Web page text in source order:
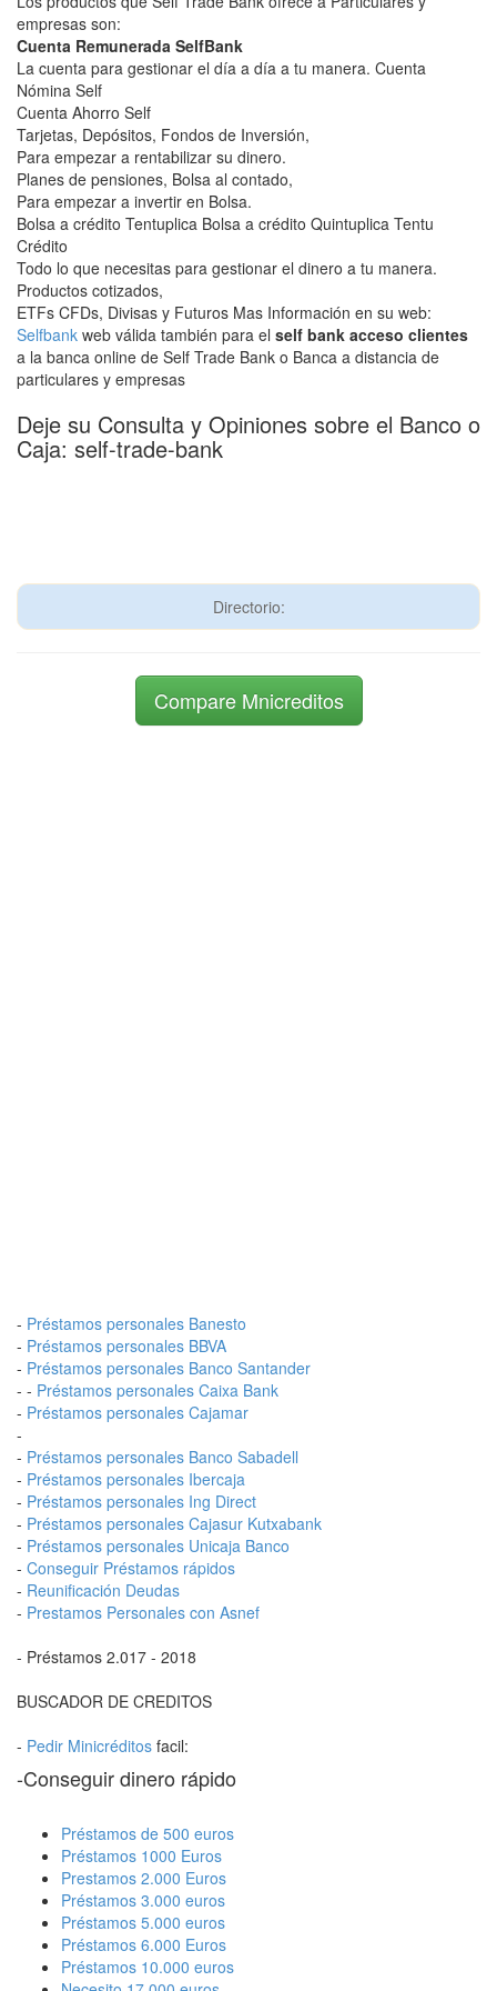
empresas son:
Cuenta Remunerada SelfBank
La cuenta para gestionar el día a día a tu manera. Cuenta
Nómina Self
Cuenta Ahorro Self
Tarjetas, Depósitos, Fondos de Inversión,
Para empezar a rentabilizar su dinero.
Planes de pensiones, Bolsa al contado,
Para empezar a invertir en Bolsa.
Bolsa a crédito Tentuplica Bolsa a crédito Quintuplica Tentu
Crédito
Todo lo que necesitas para gestionar el dinero a tu manera.
Productos cotizados,
ETFs CFDs, Divisas y Futuros Mas Información en su web:
Selfbank web válida también para el self bank acceso clientes
a la banca online de Self Trade Bank o Banca a distancia de
particulares y empresas
Deje su Consulta y Opiniones sobre el Banco o
Caja: self-trade-bank
Directorio:
Compare Mnicreditos
- Préstamos personales Banesto
- Préstamos personales BBVA
- Préstamos personales Banco Santander
- - Préstamos personales Caixa Bank
- Préstamos personales Cajamar
-
- Préstamos personales Banco Sabadell
- Préstamos personales Ibercaja
- Préstamos personales Ing Direct
- Préstamos personales Cajasur Kutxabank
- Préstamos personales Unicaja Banco
- Conseguir Préstamos rápidos
- Reunificación Deudas
- Prestamos Personales con Asnef
- Préstamos 2.017 - 2018
BUSCADOR DE CREDITOS
- Pedir Minicréditos facil:
-Conseguir dinero rápido
Préstamos de 500 euros
Préstamos 1000 Euros
Prestamos 2.000 Euros
Préstamos 3.000 euros
Préstamos 5.000 euros
Préstamos 6.000 Euros
Préstamos 10.000 euros